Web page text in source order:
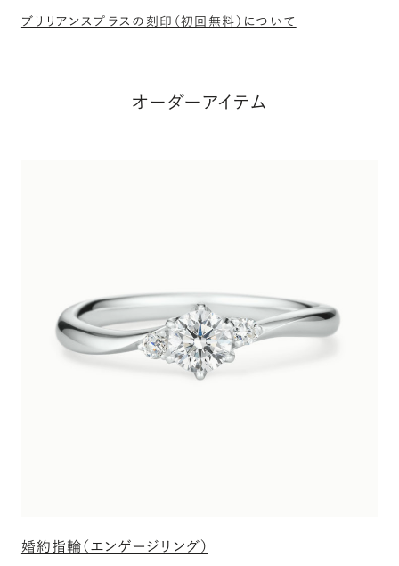
ブリリアンスプラスの刻印（初回無料）について
オーダーアイテム
婚約指輪（エンゲージリング）